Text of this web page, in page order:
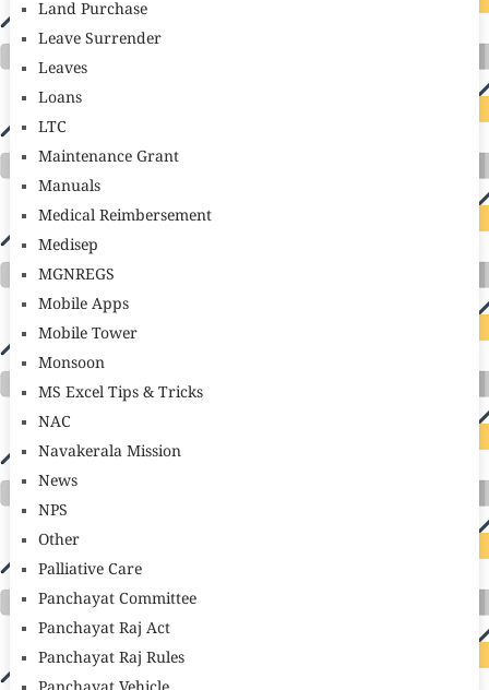
Land Purchase
Leave Surrender
Leaves
Loans
LTC
Maintenance Grant
Manuals
Medical Reimbersement
Medisep
MGNREGS
Mobile Apps
Mobile Tower
Monsoon
MS Excel Tips & Tricks
NAC
Navakerala Mission
News
NPS
Other
Palliative Care
Panchayat Committee
Panchayat Raj Act
Panchayat Raj Rules